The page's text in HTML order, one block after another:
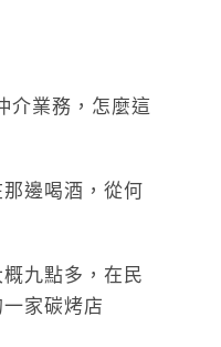
介業務，怎麼這
邊喝酒，從何
概九點多，在民
家碳烤店